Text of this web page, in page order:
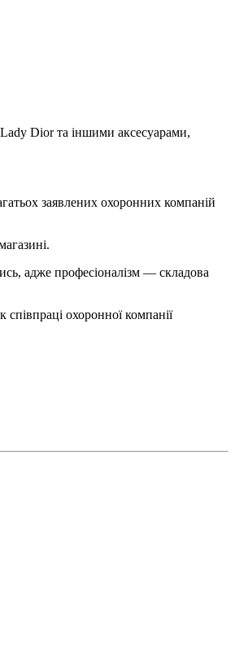
Lady Dior та іншими аксесуарами,
заявлених охоронних компаній
адже професіоналізм — складова
охоронної компанії